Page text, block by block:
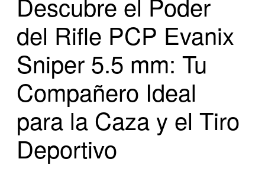
del Rifle PCP Evanix
Sniper 5.5 mm: Tu
Compañero Ideal
para la Caza y el Tiro
Deportivo